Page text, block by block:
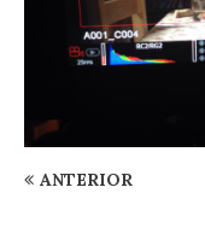
ANTERIOR